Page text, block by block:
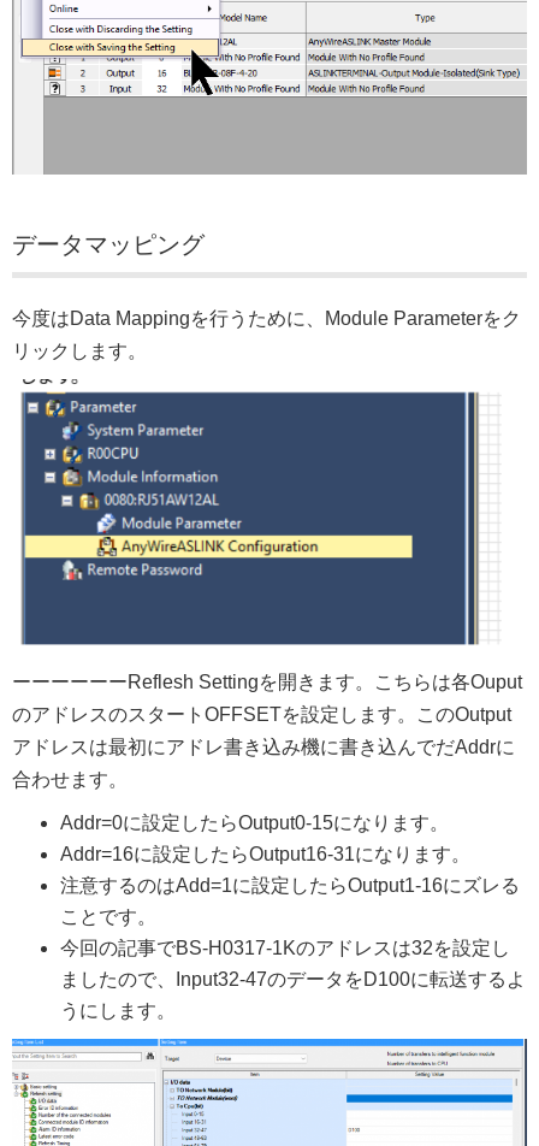
データマッピング
今度はData Mappingを行うために、Module Parameterをク
リックします。
ーーーーーーReflesh Settingを開きます。こちらは各Ouput
のアドレスのスタートOFFSETを設定します。このOutput
アドレスは最初にアドレ書き込み機に書き込んでだAddrに
合わせます。
Addr=0️に設定したらOutput0-15になります。
Addr=16に設定したらOutput16-31になります。
注意するのはAdd=1に設定したらOutput1-16にズレる
ことです。
今回の記事でBS-H0317-1Kのアドレスは32を設定し
ましたので、Input32-47のデータをD100に転送するよ
うにします。